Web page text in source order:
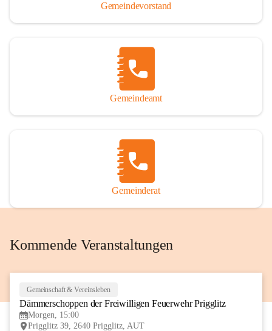
Gemeindevorstand
Gemeindeamt
Gemeinderat
Kommende Veranstaltungen
Gemeinschaft & Vereinsleben
Dämmerschoppen der Freiwilligen Feuerwehr Prigglitz
Morgen, 15:00
Prigglitz 39, 2640 Prigglitz, AUT